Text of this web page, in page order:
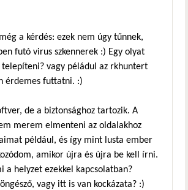
a kérdés: ezek nem úgy tűnnek,
futó virus szkennerek :) Egy olyat
vagy péládul az rkhuntert
érdemes futtatni. :)
de a biztonsághoz tartozik. A
merem elmenteni az oldalakhoz
például, és így mint lusta ember
amikor újra és újra be kell írni.
a helyzet ezekkel kapcsolatban?
vagy itt is van kockázata? :)